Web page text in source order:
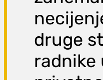
druge
radnike